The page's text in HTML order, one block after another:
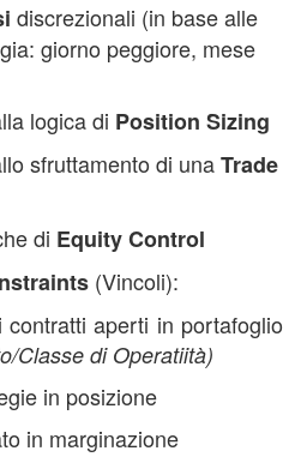
discrezionali (in base alle
giorno peggiore, mese
logica di Position Sizing
sfruttamento di unaTrade
di Equity Control
(Vincoli):
aperti in portafoglio
Classe di Operatiità)
in posizione
in marginazione